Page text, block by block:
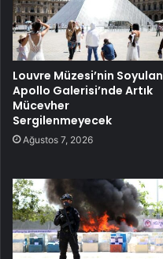
Louvre Müzesi’nin Soyulan
Apollo Galerisi’nde Artık
Mücevher
Sergilenmeyecek
Ağustos 7, 2026